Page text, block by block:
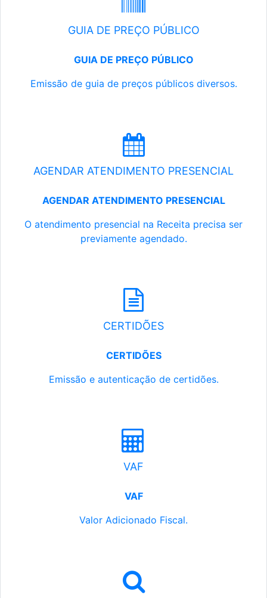
GUIA DE PREÇO PÚBLICO
GUIA DE PREÇO PÚBLICO
Emissão de guia de preços públicos diversos.
AGENDAR ATENDIMENTO PRESENCIAL
AGENDAR ATENDIMENTO PRESENCIAL
O atendimento presencial na Receita precisa ser
previamente agendado.
CERTIDÕES
CERTIDÕES
Emissão e autenticação de certidões.
VAF
VAF
Valor Adicionado Fiscal.